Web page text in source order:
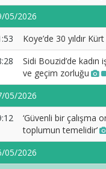
05/2026
Koye’de 30 yıldır
Sidi Bouzid’de kadın
ve geçim zorluğu
05/2026
‘Güvenli bir çalışma
toplumun temelidir’
05/2026